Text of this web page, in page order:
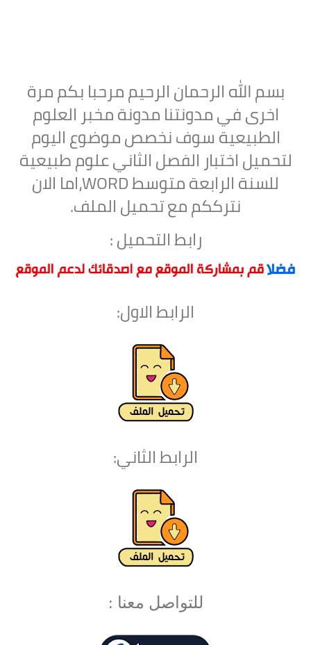
بسم الله الرحمان الرحيم مرحبا بكم مرة
اخرى في مدونتنا مدونة مخبر العلوم
الطبيعية سوف نخصص موضوع اليوم
لتحميلاختبار الفصل الثاني علوم طبيعية
للسنة الرابعة متوسط WORD ،اما الان
نترككم مع تحميل الملف.
رابط التحميل :
الرابط الاول:
الرابط الثاني:
للتواصل معنا :